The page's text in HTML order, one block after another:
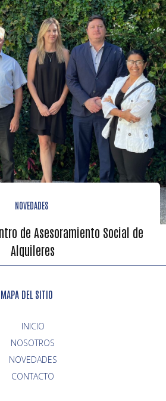
NOVEDADES
de Asesoramiento Social de
Alquileres
MAPA DEL SITIO
INICIO
NOVEDADES
CONTACTO